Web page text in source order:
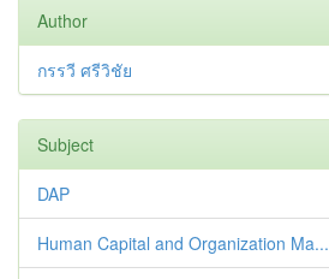
Author
กรรวี ศรีวิชัย
Subject
DAP
Human Capital and Organization Ma...